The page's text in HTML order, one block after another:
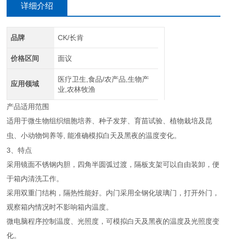
详细介绍
品牌 CK/长肯
价格区间 面议
应用领域
医疗卫生,食品/农产品,生物产
业,农林牧渔
产品适用范围
适用于微生物组织细胞培养、种子发芽、育苗试验、植物栽培及昆
虫、小动物饲养等 ,能准确模拟白天及黑夜的温度变化。
3 、特点
采用镜面不锈钢内胆，四角半圆弧过渡，隔板支架可以自由装卸，便
于箱内清洗工作。
采用双重门结构，隔热性能好。内门采用全钢化玻璃门，打开外门，
观察箱内情况时不影响箱内温度。
微电脑程序控制温度、光照度，可模拟白天及黑夜的温度及光照度变
化。